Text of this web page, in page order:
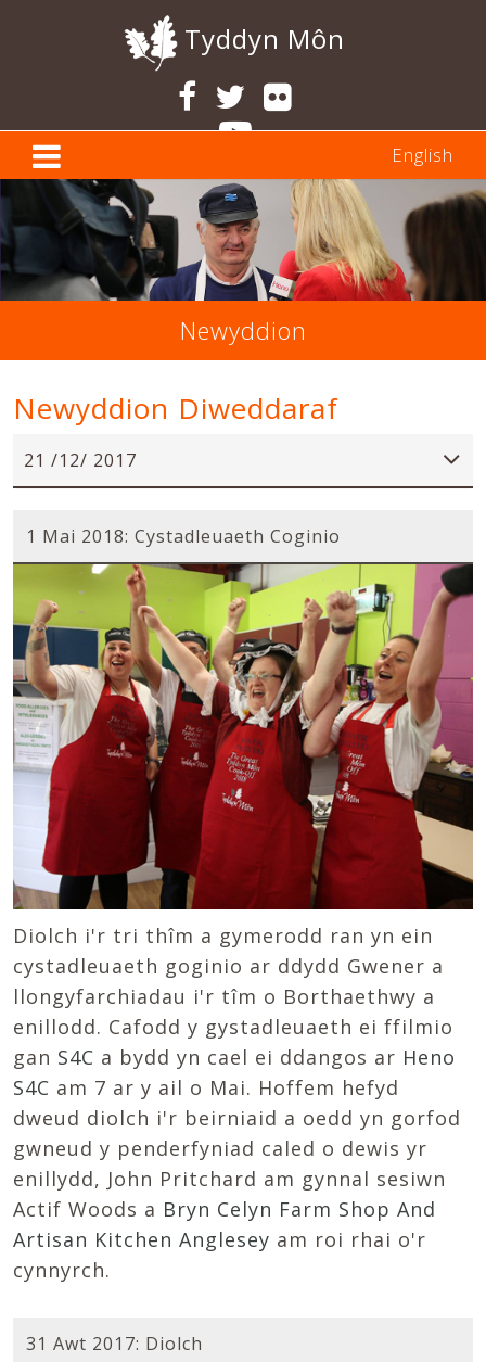
Tyddyn Môn
English
Newyddion
Newyddion Diweddaraf
21 /12/ 2017
1 Mai 2018: Cystadleuaeth Coginio
Diolch i'r tri thîm a gymerodd ran yn ein
cystadleuaeth goginio ar ddydd Gwener a
llongyfarchiadau i'r tîm o Borthaethwy a
enillodd. Cafodd y gystadleuaeth ei ffilmio
gan S4C a bydd yn cael ei ddangos ar Heno
S4C am 7 ar y ail o Mai. Hoffem hefyd
dweud diolch i'r beirniaid a oedd yn gorfod
gwneud y penderfyniad caled o dewis yr
enillydd, John Pritchard am gynnal sesiwn
Actif Woods a Bryn Celyn Farm Shop And
Artisan Kitchen Anglesey am roi rhai o'r
cynnyrch.
31 Awt 2017: Diolch